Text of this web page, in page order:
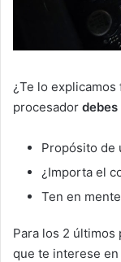
¿Te lo explicamos
procesador
Propósito de
¿Importa el
Ten en
Para los 2 últimos
que te interese